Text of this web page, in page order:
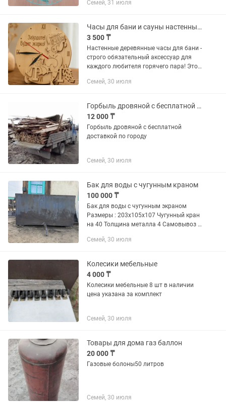
Семей, 31 июля
Часы для бани и сауны настенные деревянные 30см.
3 500 ₸
Настенные деревянные часы для бани -
строго обязательный аксессуар для
каждого любителя горячего пара! Это
каждого предбанника. Баня - она
Семей, 30 июля
Горбыль дровяной с бесплатной доставкой
12 000 ₸
Горбыль дровяной с бесплатной
доставкой по городу
Семей, 30 июля
Бак для воды с чугунным краном
100 000 ₸
Бак для воды с чугунным экраном
Размеры : 203х105х107 Чугунный кран
на 40 Толщина металла 4 Самовывоз :
Семей, 30 июля
Колесики мебельные
4 000 ₸
Колесики мебельные 8 шт в наличии
цена указана за комплект
Семей, 30 июля
Товары для дома газ баллон
20 000 ₸
Газовые болоны50 литров
Семей, 30 июля